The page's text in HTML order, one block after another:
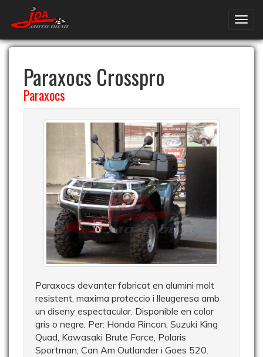
Paraxocs Crosspro
Paraxocs
Paraxocs devanter fabricat en alumini molt
resistent, maxima proteccio i lleugeresa amb
un diseny espectacular. Disponible en color
gris o negre. Per: Honda Rincon, Suzuki King
Quad, Kawasaki Brute Force, Polaris
Sportman, Can Am Outlander i Goes 520.